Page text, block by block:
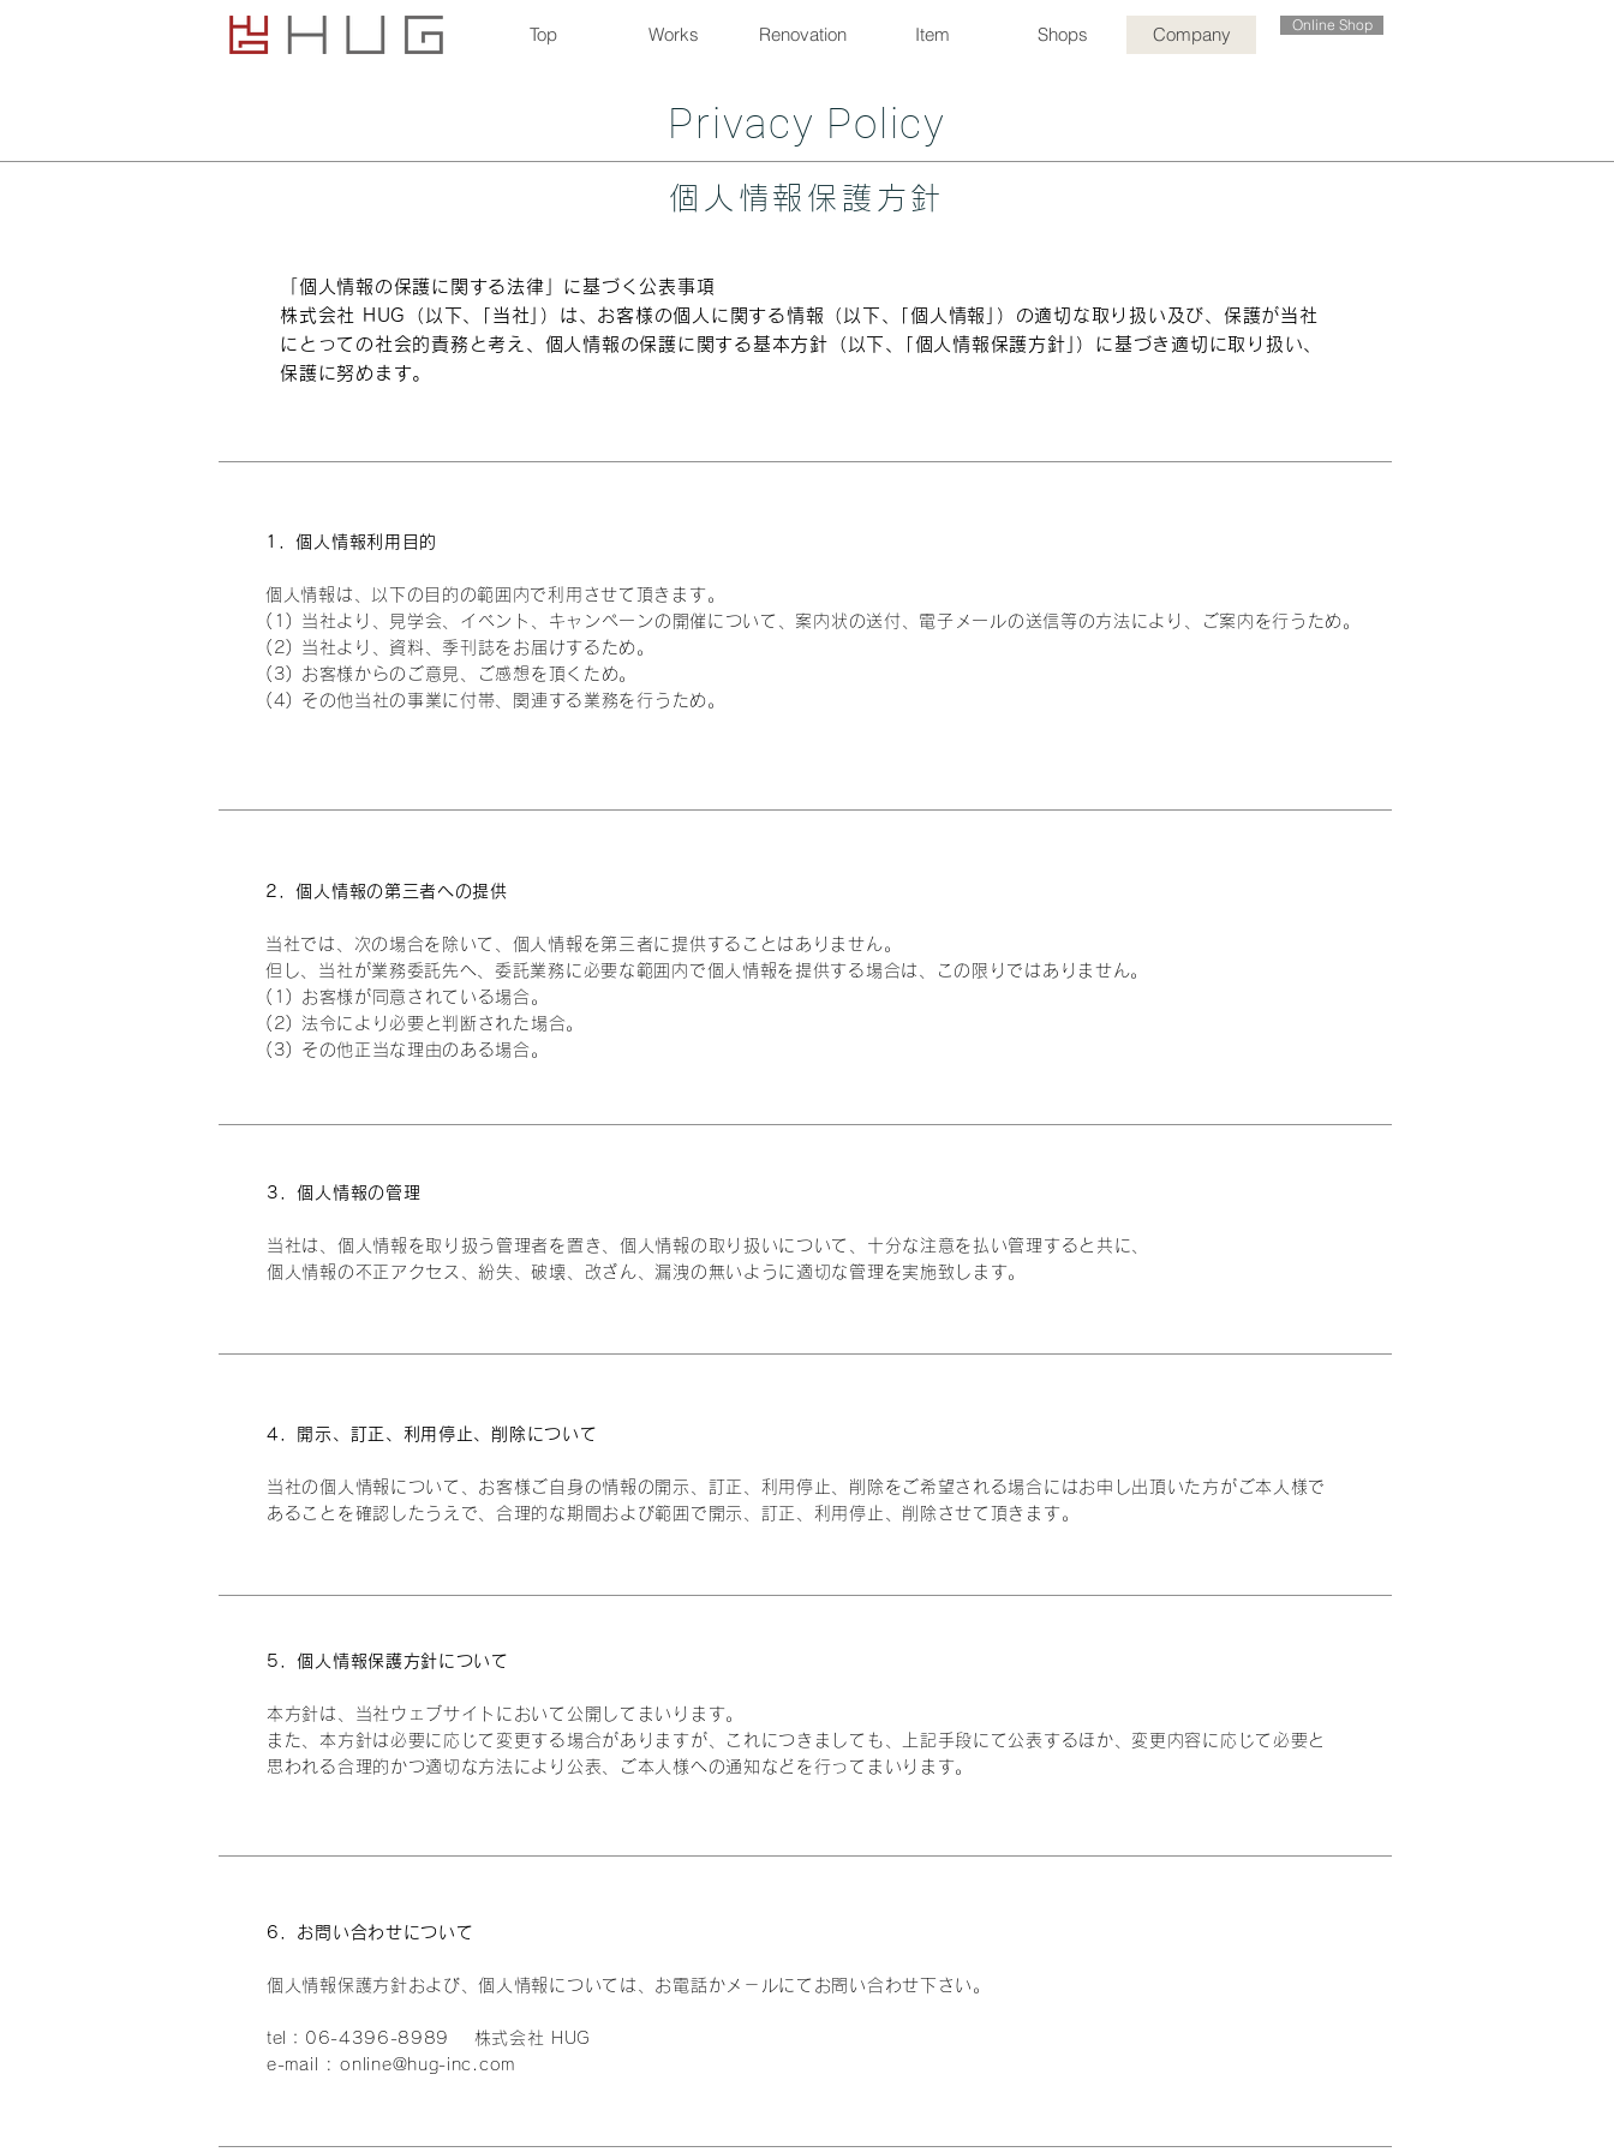
Top Works Renovation Item Shops Company Online Shop
「個人情報の保護に関する法律」に基づく公表事項
株式会社 HUG（以下、｢当社｣）は、お客様の個人に関する情報（以下、｢個人情報｣）の適切な取り扱い及び、保護が当社
に とっての社会的責務と考え、個人情報の保護に関する基本方針（以下、｢個人情報保護方針｣）に基づき適切に取り扱い、
保護 に努めます。
個人情報保護方針
Privacy Policy
1．個人情報利用目的
個人情報は、以下の目的の範囲内で利用させて頂きます。
(1) 当社より、見学会、イベント、キャンペーンの開催について、案内状の送付、電子メールの送信等の方法により、ご案内を行うため。
(2) 当社より、資料、季刊誌をお届けするため。
(3) お客様からのご意見、ご感想を頂くため。
(4) その他当社の事業に付帯、関連する業務を行うため。
2．個人情報の第三者への提供
当社では、次の場合を除いて、個人情報を第三者に提供することはありません。
但し、当社が業務委託先へ、委託業務に必要な範囲内で個人情報を提供する場合は、この限りではありません。
(1) お客様が同意されている場合。
(2) 法令により必要と判断された場合。
(3) その他正当な理由のある場合。
3．個人情報の管理
当社は、個人情報を取り扱う管理者を置き、個人情報の取り扱いについて、十分な注意を払い管理すると共に、
個人情報の不正アクセス、紛失、破壊、改ざん、漏洩の無いように適切な管理を実施致します。
4． 開示、訂正、利用停止、削除について
当社の個人情報について、お客様ご自身の情報の開示、訂正、利用停止、削除をご希望される場合にはお申し出頂いた方がご本人様で
あることを確認したうえで、合理的な期間および範囲で開示、訂正、利用停止、削除させて頂きます。
5．個人情報保護方針について
本方針は、当社ウェブサイトにおいて公開してまいります。
また、本方針は必要に応じて変更する場合がありますが、これにつきましても、上記手段にて公表するほか、変更内容に応じて必要と
思われる合理的かつ適切な方法により公表、ご本人様への通知などを行ってまいります。
6．お問い合わせについて
個人情報保護方針および、個人情報については、お電話かメ－ルにてお問い合わせ下さい。
tel：06-4396-8989 株式会社 HUG
e-mail :online@hug-inc.com